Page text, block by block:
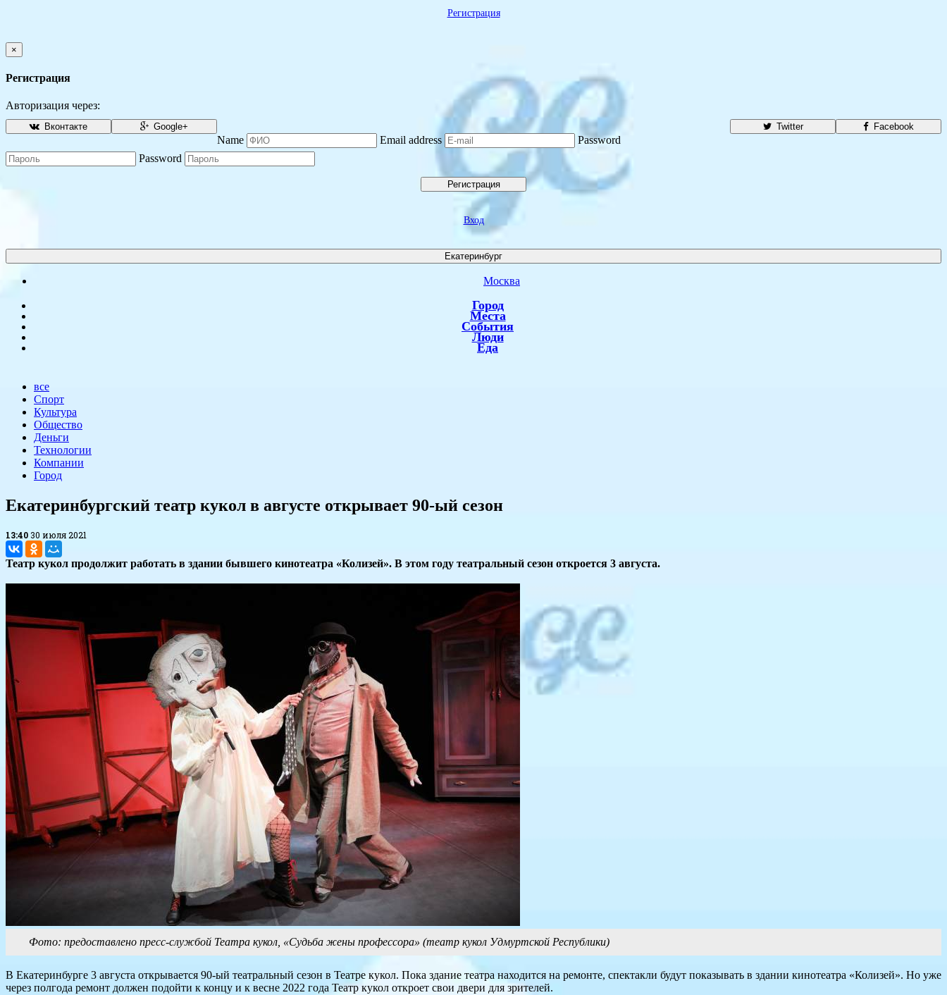
Регистрация
×
Регистрация
Авторизация через:
Facebook
Вконтакте Twitter
Google+
Name Email address
Password
Password
Регистрация
Вход
Екатеринбург
Москва
Город
Места
События
Люди
Еда
все
Спорт
Культура
Общество
Деньги
Технологии
Компании
Город
​Екатеринбургский театр кукол в августе открывает 90-ый сезон
13:40 30 июля 2021
Театр кукол продолжит работать в здании бывшего кинотеатра «Колизей». В этом году театральный сезон откроется 3 августа.
Фото: предоставлено пресс-службой Театра кукол, «Судьба жены профессора» (театр кукол Удмуртской Республики)
В Екатеринбурге 3 августа открывается 90-ый театральный сезон в Театре кукол. Пока здание театра находится на ремонте, спектакли будут показывать в здании кинотеатра «Колизей». Но уже
через полгода ремонт должен подойти к концу и к весне 2022 года Театр кукол откроет свои двери для зрителей.